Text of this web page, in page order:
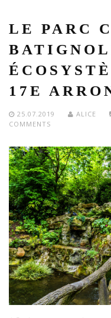
LE PARC
17E
25.07.2019 ALICE
COMMENTS